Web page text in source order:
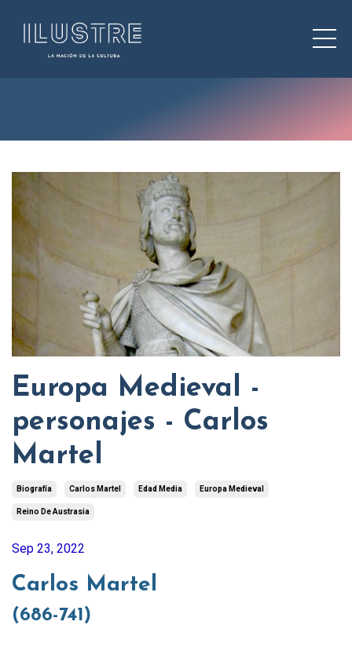
Europa Medieval -
personajes - Carlos
Martel
Biografía Carlos Martel Edad Media Europa Medieval
Reino De Austrasia
Sep 23, 2022
Carlos Martel
(686-741)